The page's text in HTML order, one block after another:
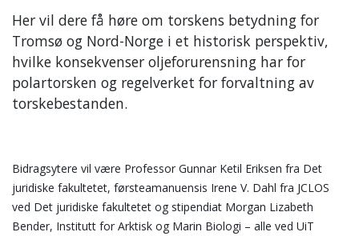
Her vil dere få høre om torskens betydning for
Tromsø og Nord-Norge i et historisk perspektiv,
hvilke konsekvenser oljeforurensning har for
polartorsken og regelverket for forvaltning av
torskebestanden.
Bidragsytere vil være Professor Gunnar Ketil Eriksen fra Det
juridiske fakultetet, førsteamanuensis Irene V. Dahl fra JCLOS
ved Det juridiske fakultetet og stipendiat Morgan Lizabeth
Bender, Institutt for Arktisk og Marin Biologi – alle ved UiT